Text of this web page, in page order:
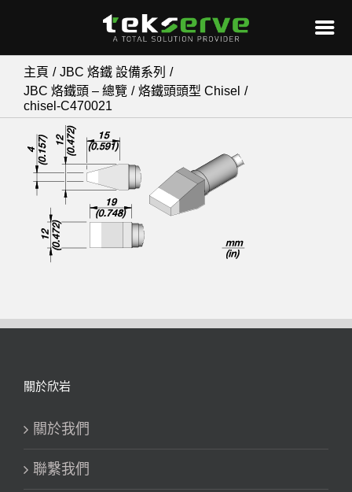
Skip
content
主頁
JBC 烙鐵 設備系列
JBC 烙鐵頭 – 總覽
烙鐵頭頭型 Chisel
chisel-C470021
關於欣岩
關於我們
聯繫我們